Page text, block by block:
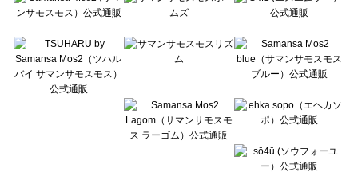
Te chichi CLASSIC（テチチ クラシック）の一覧
Lugnoncure（ルノンキュール）の一覧
BETTY'S BLUE（べティーズブルー）の一覧
Wpc.（ワールドパーティー）の一覧